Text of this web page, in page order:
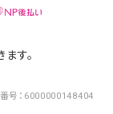
す。
号 6000000148404